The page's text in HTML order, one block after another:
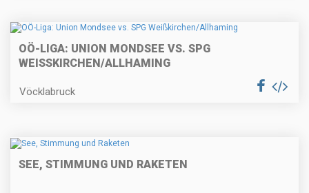
OÖ-LIGA: UNION MONDSEE VS. SPG
WEISSKIRCHEN/ALLHAMING
Vöcklabruck
SEE, STIMMUNG UND RAKETEN